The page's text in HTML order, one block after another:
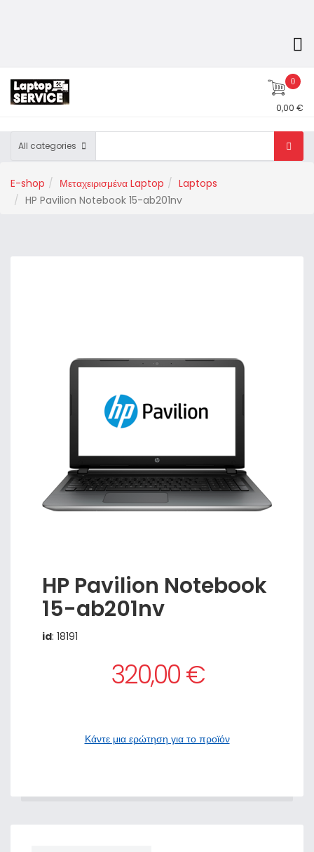
0
0,00 €
All categories
E-shop Μεταχειρισμένα Laptop
Laptops
HP Pavilion Notebook 15-ab201nv
HP Pavilion Notebook
15-ab201nv
id: 18191
320,00 €
Κάντε μια ερώτηση για το προϊόν